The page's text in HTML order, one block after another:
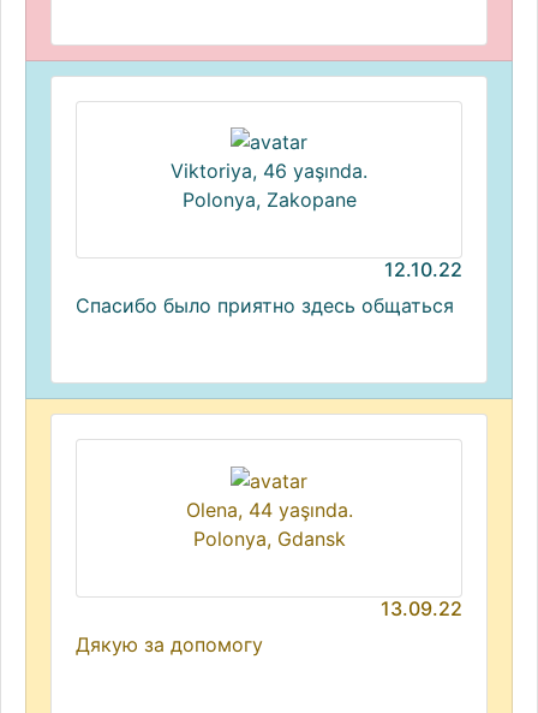
Viktoriya, 46 yaşında.
Polonya, Zakopane
12.10.22
Спасибо было приятно здесь общаться
Olena, 44 yaşında.
Polonya, Gdansk
13.09.22
Дякую за допомогу